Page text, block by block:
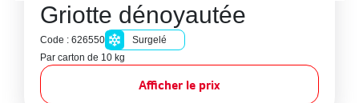
Griotte dénoyautée
Code : 626550
Surgelé
Par carton de 10 kg
Afficher le prix